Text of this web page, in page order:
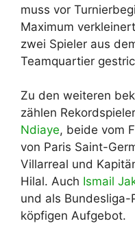
muss vor
Maximum
zwei Spieler aus
Teamquartier
Zu den weiteren
zählen
Ndiaye, beide vom
von Paris Saint-
Villarreal und
Hilal. Auch Ismail
und als
köpfigen Aufgebot.